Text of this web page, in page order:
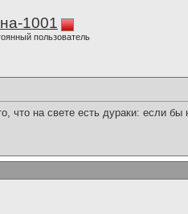
1001
пользователь
что на свете есть дураки: если